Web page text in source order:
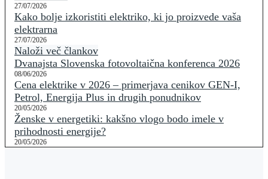
27/07/2026
Kako bolje izkoristiti elektriko, ki jo proizvede vaša
elektrarna
27/07/2026
Naloži več člankov
Dvanajsta Slovenska fotovoltaična konferenca 2026
08/06/2026
Cena elektrike v 2026 – primerjava cenikov GEN-I,
Petrol, Energija Plus in drugih ponudnikov
20/05/2026
Ženske v energetiki: kakšno vlogo bodo imele v
prihodnosti energije?
20/05/2026